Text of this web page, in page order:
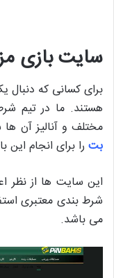
سایت بازی
برای کسانی که دنبال
هستند. ما در تیم
مختلف و آنالیز آن
بت را برای انجام این
این سایت ها از نظر
شرط بندی معتبری
می باشد.